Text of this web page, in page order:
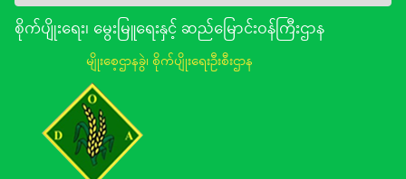
စိုက်ပျိုးရေး၊ မွေးမြူရေးနှင့် ဆည်မြောင်း၀န်ကြီးဌာန
မျိုးစေ့ဌာနခွဲ၊ စိုက်ပျိုးရေးဦးစီးဌာန